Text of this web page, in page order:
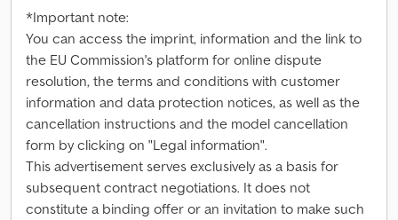
*Important note:
You can access the imprint, information and the link to
the EU Commission's platform for online dispute
resolution, the terms and conditions with customer
information and data protection notices, as well as the
cancellation instructions and the model cancellation
form by clicking on "Legal information".
This advertisement serves exclusively as a basis for
subsequent contract negotiations. It does not
constitute a binding offer or an invitation to make such